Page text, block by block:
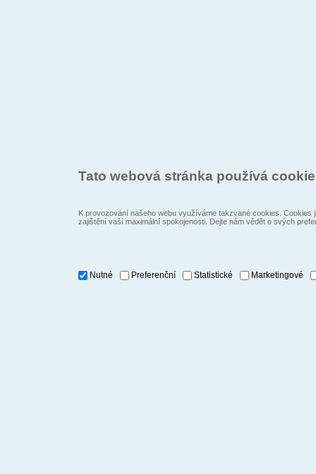
Tato webová stránka používá
K provozování našeho webu využíváme takzvané cookies.
zajištění vaší maximální spokojenosti. Dejte nám vědět o svých
Nutné Preferenční Statistické Marketingové